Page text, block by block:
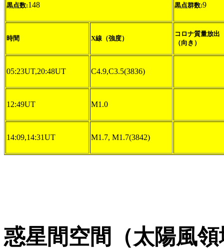
黒点数:148 黒点群数:9
時間 X線（強度）
コロナ質量放出
（向き）
05:23UT,20:48UT C4.9,C3.5(3836)
12:49UT M1.0
14:09,14:31UT M1.7, M1.7(3842)
惑星間空間（太陽風